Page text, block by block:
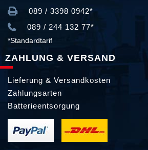
089 / 3398 0942*
089 / 244 132 77*
*Standardtarif
ZAHLUNG & VERSAND
Lieferung & Versandkosten
Zahlungsarten
Batterieentsorgung